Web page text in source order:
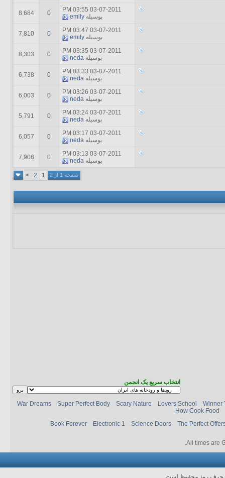
03-07-2011
03:55 PM
بوسیله emily
0
8,684
03-07-2011
03:47 PM
بوسیله emily
0
7,810
03-07-2011
03:35 PM
بوسیله neda
0
8,303
03-07-2011
03:33 PM
بوسیله neda
0
6,738
03-07-2011
03:26 PM
بوسیله neda
0
6,003
03-07-2011
03:24 PM
بوسیله neda
0
5,791
03-07-2011
03:17 PM
بوسیله neda
0
6,057
03-07-2011
03:13 PM
بوسیله neda
0
7,908
صفحه 1 از 2 1
2
>
انتخاب سریع یک انجمن
War Dreams Super Perfect Body Scary Nature Lovers School
Winner
How Cook Food
Book Forever
Electronic 1 Science Doors The Perfect
All times are